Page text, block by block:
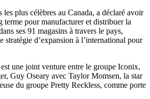
plus célèbres au Canada, a déclaré avoir
terme pour manufacturer et distribuer la
ses 91 magasins à travers le pays,
stratégie d’expansion à l’international pour
une joint venture entre le groupe Iconix,
Guy Oseary avec Taylor Momsen, la star
du groupe Pretty Reckless, comme porte